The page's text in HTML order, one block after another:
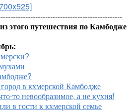
этого путешествия по Камбодже
в кхмерской Камбодже
то невообразимое, а не кухня!
в гости к кхмерской семье